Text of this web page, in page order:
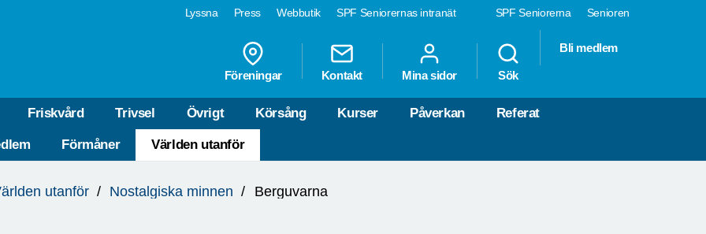
SPF Seniorerna Senioren
Lyssna Press Webbutik SPF Seniorernas intranät
Föreningar Kontakt Mina sidor Sök
Bli medlem
Friskvård Trivsel Övrigt Körsång Kurser Påverkan Referat
Förmåner Världen utanför
utanför Nostalgiska minnen Berguvarna